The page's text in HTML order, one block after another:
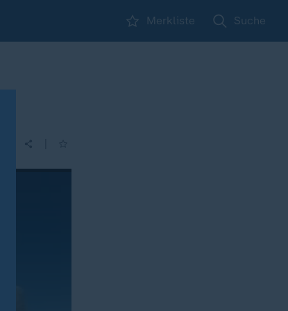
Merkliste Suche